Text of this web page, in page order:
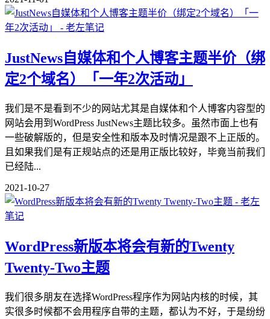
JustNews自媒体和个人博客主题半价（绑
定2个域名）「一年2次活动」
我们是不是看到不少的网站尤其是自媒体和个人博客内容型的
网站会用到WordPress JustNews主题比较多。虽然市面上也有
一些破解版的，但是安全性和版本及时情况是跟不上正版的。
且如果我们是有正规站点的还是用正版比较好，毕竟当前我们
已经陆...
2021-10-27
WordPress新版本将会有新的Twenty
Twenty-Two主题
我们很多朋友在选择WordPress程序作为网站内核的时候，其
实很多时候都不会用程序自带的主题，都认为不好，于是纷纷